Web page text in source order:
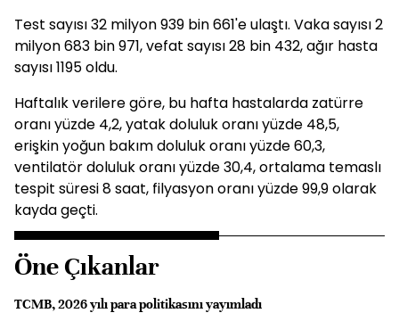
Test sayısı 32 milyon 939 bin 661'e ulaştı. Vaka sayısı 2
milyon 683 bin 971, vefat sayısı 28 bin 432, ağır hasta
sayısı 1195 oldu.
Haftalık verilere göre, bu hafta hastalarda zatürre
oranı yüzde 4,2, yatak doluluk oranı yüzde 48,5,
erişkin yoğun bakım doluluk oranı yüzde 60,3,
ventilatör doluluk oranı yüzde 30,4, ortalama temaslı
tespit süresi 8 saat, filyasyon oranı yüzde 99,9 olarak
kayda geçti.
Öne Çıkanlar
TCMB, 2026 yılı para politikasını yayımladı